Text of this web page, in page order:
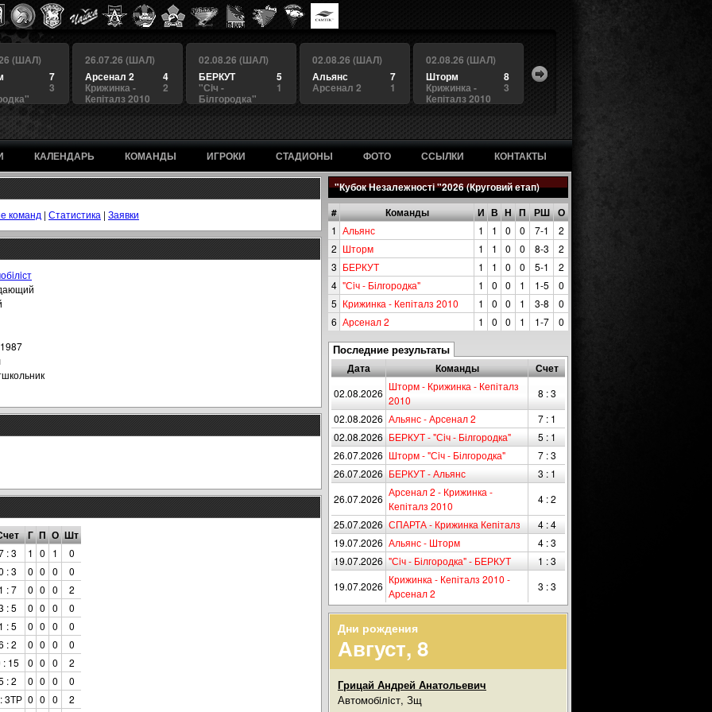
(ШАЛ)
7
3
26.07.26 (ШАЛ)
4
Арсенал 2
2
Крижинка -
Кепіталз 2010
02.08.26 (ШАЛ)
5
БЕРКУТ
1
"Сiч -
Білгородка"
02.08.26 (ШАЛ)
7
Альянс
1
Арсенал 2
02.08.26 (ШАЛ)
8
Шторм
3
Крижинка -
Кепіталз 2010
КАЛЕНДАРЬ КОМАНДЫ ИГРОКИ СТАДИОНЫ ФОТО ССЫЛКИ КОНТАКТЫ
"Кубок Незалежності "2026 (Круговий етап)
# Команды И В Н П РШ О
1 Альянс 1 1 0 0 7-1
2
2 Шторм 1 1 0 0 8-3
2
3 БЕРКУТ 1 1 0 0 5-1
2
4 "Сiч - Білгородка" 1 0 0 1 1-5
0
5 Крижинка - Кепіталз 2010 1 0 0 1 3-8
0
6 Арсенал 2 1 0 0 1 1-7 0
Последние результаты
Дата Команды Счет
02.08.2026
Шторм - Крижинка - Кепіталз
2010
8 : 3
02.08.2026 Альянс - Арсенал 2
7 : 1
02.08.2026 БЕРКУТ - "Сiч - Білгородка"
5 : 1
26.07.2026 Шторм - "Сiч - Білгородка"
7 : 3
26.07.2026 БЕРКУТ - Альянс
3 : 1
26.07.2026
Арсенал 2 - Крижинка -
Кепіталз 2010
4 : 2
25.07.2026 СПАРТА - Крижинка Кепіталз
4 : 4
19.07.2026 Альянс - Шторм
4 : 3
19.07.2026 "Сiч - Білгородка" - БЕРКУТ
1 : 3
19.07.2026
Крижинка - Кепіталз 2010 -
Арсенал 2
3 : 3
Дни рождения
Август, 8
Грицай Андрей Анатольевич
Автомобiлiст, Зщ
команд | Статистика | Заявки
Г П О Шт
: 3 1 0 1
0
: 3 0 0 0
0
1 : 7 0 0 0
2
: 5 0 0 0
0
1 : 5 0 0 0
0
: 2 0 0 0
0
: 15 0 0 0
2
: 2 0 0 0
0
3ТР 0 0 0
2